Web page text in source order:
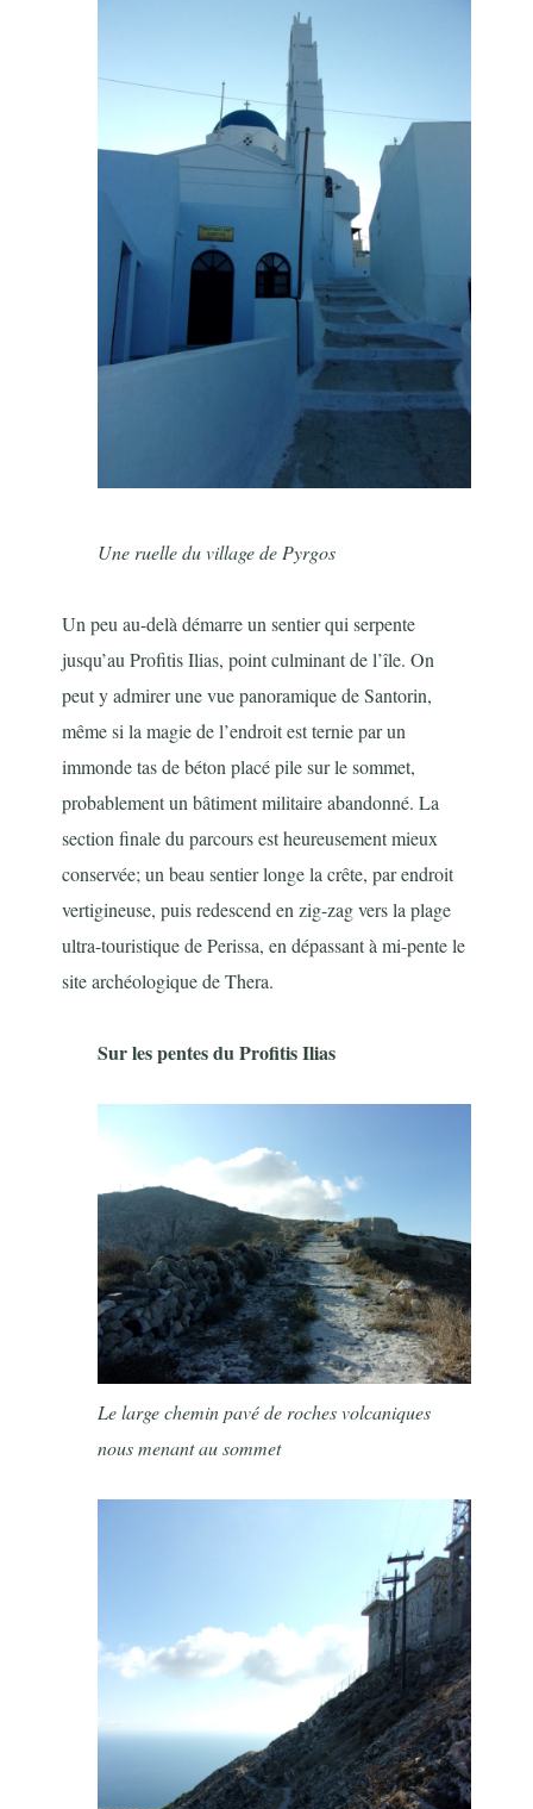
Une ruelle du village de Pyrgos
Un peu au-delà démarre un sentier qui serpente
jusqu’au Profitis Ilias, point culminant de l’île. On
peut y admirer une vue panoramique de Santorin,
même si la magie de l’endroit est ternie par un
immonde tas de béton placé pile sur le sommet,
probablement un bâtiment militaire abandonné. La
section finale du parcours est heureusement mieux
conservée; un beau sentier longe la crête, par endroit
vertigineuse, puis redescend en zig-zag vers la plage
ultra-touristique de Perissa, en dépassant à mi-pente le
site archéologique de Thera.
Sur les pentes du Profitis Ilias
Le large chemin pavé de roches volcaniques
nous menant au sommet